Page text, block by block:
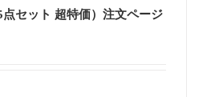
セット 超特価）注文ページ